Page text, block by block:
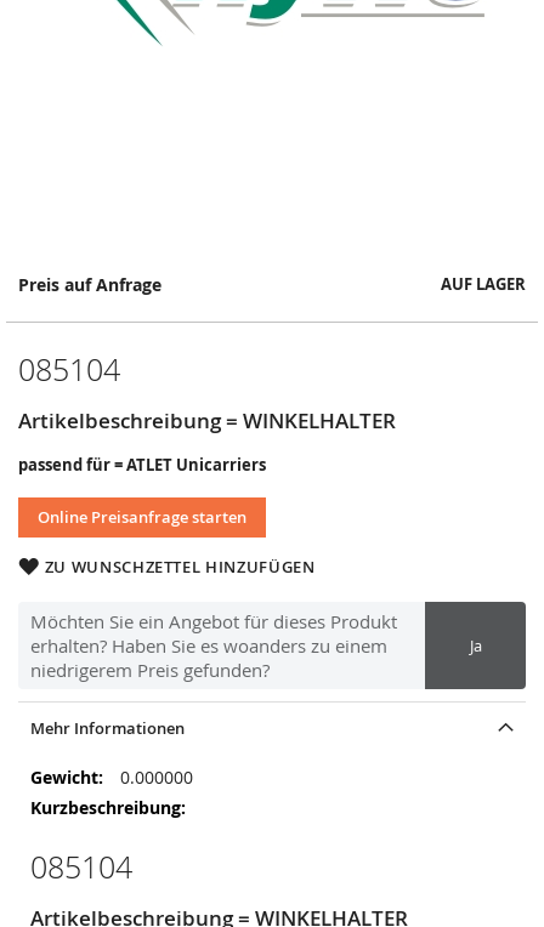
Preis auf Anfrage AUF LAGER
085104
Artikelbeschreibung = WINKELHALTER
passend für = ATLET Unicarriers
Online Preisanfrage starten
ZU WUNSCHZETTEL HINZUFÜGEN
Möchten Sie ein Angebot für dieses Produkt
erhalten? Haben Sie es woanders zu einem
niedrigerem Preis gefunden?
Ja
Springe
Anfang
Bildergalerie
Mehr Informationen
Mehr
Informationen
0.000000
085104
Artikelbeschreibung = WINKELHALTER